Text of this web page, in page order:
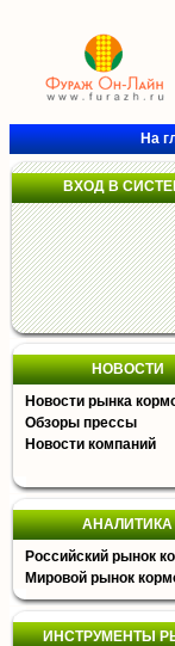
На
ВХОД В
НОВОСТИ
Новости рынка
Обзоры прессы
Новости компаний
АНАЛИТИКА
Российский рынок
Мировой рынок
ИНСТРУМЕНТЫ